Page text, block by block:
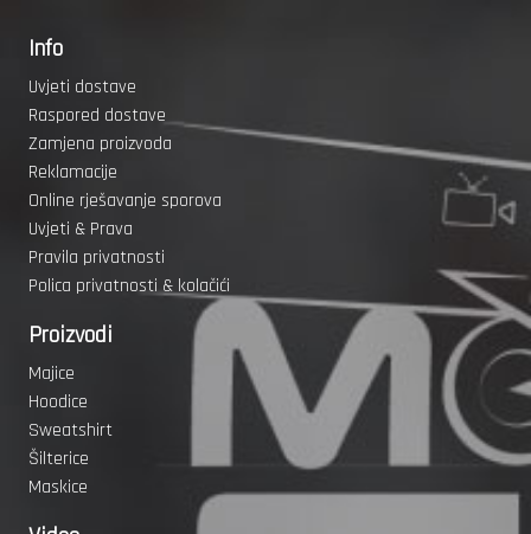
Info
Uvjeti dostave
Raspored dostave
Zamjena proizvoda
Reklamacije
Online rješavanje sporova
Uvjeti & Prava
Pravila privatnosti
Polica privatnosti & kolačići
Proizvodi
Majice
Hoodice
Sweatshirt
Šilterice
Maskice